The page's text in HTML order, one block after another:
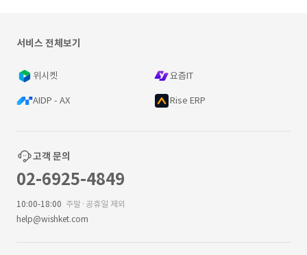
서비스 전체보기
위시켓 요즘IT
AIDP - AX Rise ERP
고객 문의
02-6925-4849
10:00-18:00 주말·공휴일 제외
help@wishket.com